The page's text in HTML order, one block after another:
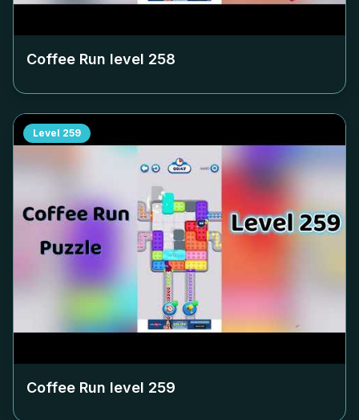
Coffee Run level 258
Level 259
Coffee Run level 259